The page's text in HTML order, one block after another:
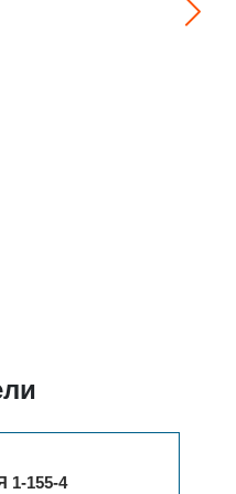
155-4